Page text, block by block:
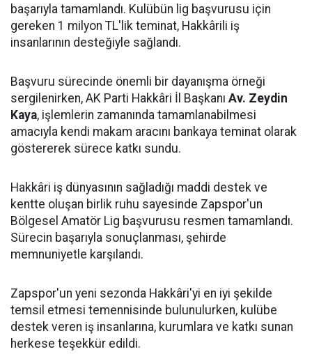
başarıyla tamamlandı. Kulübün lig başvurusu için
gereken 1 milyon TL'lik teminat, Hakkârili iş
insanlarının desteğiyle sağlandı.
Başvuru sürecinde önemli bir dayanışma örneği
sergilenirken, AK Parti Hakkâri İl Başkanı Av. Zeydin
Kaya, işlemlerin zamanında tamamlanabilmesi
amacıyla kendi makam aracını bankaya teminat olarak
göstererek sürece katkı sundu.
Hakkâri iş dünyasının sağladığı maddi destek ve
kentte oluşan birlik ruhu sayesinde Zapspor'un
Bölgesel Amatör Lig başvurusu resmen tamamlandı.
Sürecin başarıyla sonuçlanması, şehirde
memnuniyetle karşılandı.
Zapspor'un yeni sezonda Hakkâri'yi en iyi şekilde
temsil etmesi temennisinde bulunulurken, kulübe
destek veren iş insanlarına, kurumlara ve katkı sunan
herkese teşekkür edildi.